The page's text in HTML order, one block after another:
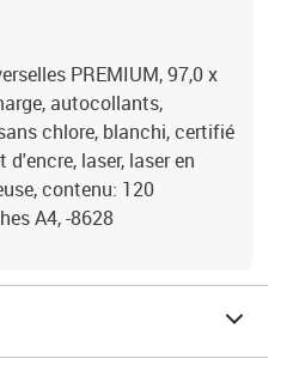
PREMIUM, 97,0 x
autocollants,
chlore, blanchi, certifié
d'encre, laser, laser en
contenu: 120
A4, -8628